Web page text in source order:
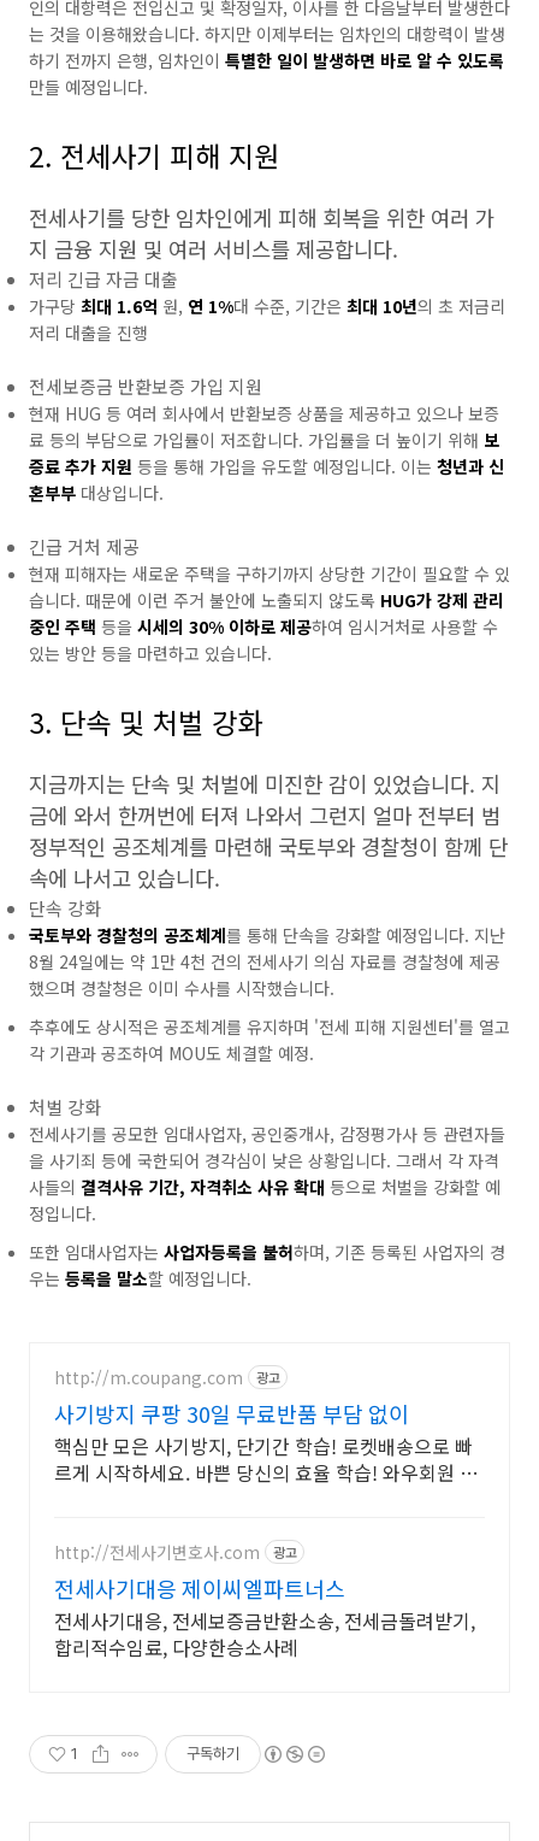
인의 대항력은 전입신고 및 확정일자, 이사를 한 다음날부터 발생한다
는 것을 이용해왔습니다. 하지만 이제부터는 임차인의 대항력이 발생
하기 전까지 은행, 임차인이 특별한 일이 발생하면 바로 알 수 있도록
만들 예정입니다.
2. 전세사기 피해 지원
전세사기를 당한 임차인에게 피해 회복을 위한 여러 가
지 금융 지원 및 여러 서비스를 제공합니다.
저리 긴급 자금 대출
가구당 최대 1.6억 원, 연 1%대 수준, 기간은 최대 10년의 초 저금리
저리 대출을 진행
전세보증금 반환보증 가입 지원
현재 HUG 등 여러 회사에서 반환보증 상품을 제공하고 있으나 보증
료 등의 부담으로 가입률이 저조합니다. 가입률을 더 높이기 위해 보
증료 추가 지원 등을 통해 가입을 유도할 예정입니다. 이는 청년과 신
혼부부 대상입니다.
긴급 거처 제공
현재 피해자는 새로운 주택을 구하기까지 상당한 기간이 필요할 수 있
습니다. 때문에 이런 주거 불안에 노출되지 않도록 HUG가 강제 관리
중인 주택 등을 시세의 30% 이하로 제공하여 임시거처로 사용할 수
있는 방안 등을 마련하고 있습니다.
3. 단속 및 처벌 강화
지금까지는 단속 및 처벌에 미진한 감이 있었습니다. 지
금에 와서 한꺼번에 터져 나와서 그런지 얼마 전부터 범
정부적인 공조체계를 마련해 국토부와 경찰청이 함께 단
속에 나서고 있습니다.
단속 강화
국토부와 경찰청의 공조체계를 통해 단속을 강화할 예정입니다. 지난
8월 24일에는 약 1만 4천 건의 전세사기 의심 자료를 경찰청에 제공
했으며 경찰청은 이미 수사를 시작했습니다.
추후에도 상시적은 공조체계를 유지하며 '전세 피해 지원센터'를 열고
각 기관과 공조하여 MOU도 체결할 예정.
처벌 강화
전세사기를 공모한 임대사업자, 공인중개사, 감정평가사 등 관련자들
을 사기죄 등에 국한되어 경각심이 낮은 상황입니다. 그래서 각 자격
사들의 결격사유 기간, 자격취소 사유 확대 등으로 처벌을 강화할 예
정입니다.
또한 임대사업자는 사업자등록을 불허하며, 기존 등록된 사업자의 경
우는 등록을 말소할 예정입니다.
http://m.coupang.com 광고
사기방지 쿠팡 30일 무료반품 부담 없이
핵심만 모은 사기방지, 단기간 학습! 로켓배송으로 빠
르게 시작하세요. 바쁜 당신의 효율 학습! 와우회원 무
http://전세사기변호사.com 광고
전세사기대응 제이씨엘파트너스
전세사기대응, 전세보증금반환소송, 전세금돌려받기,
합리적수임료, 다양한승소사례
1 구독하기